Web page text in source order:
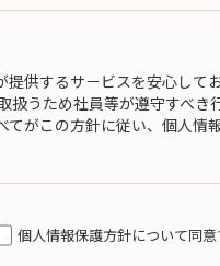
供するサ－ビスを安心して
扱うため社員等が遵守すべ
てがこの方針に従い、個人
用目的を特定するとともに
。 なお、当社の事業内容は、
個人情報保護方針について同意